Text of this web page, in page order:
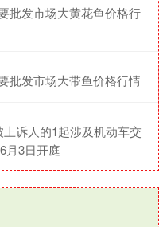
批发市场大黄花鱼价格行
批发市场大带鱼价格行情
诉人的1起涉及机动车交
月3日开庭